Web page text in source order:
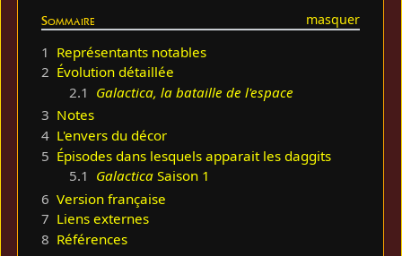
Sommaire
1 Représentants notables
2 Évolution détaillée
2.1 Galactica, la bataille de l'espace
3 Notes
4 L'envers du décor
5 Épisodes dans lesquels apparait les daggits
5.1 GalacticaSaison 1
6 Version française
7 Liens externes
8 Références